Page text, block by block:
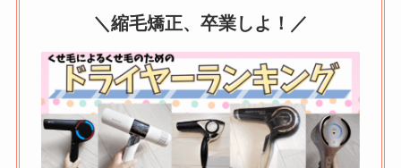
＼縮毛矯正、卒業しよ！／